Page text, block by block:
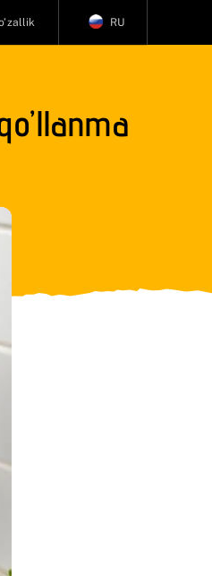
RU